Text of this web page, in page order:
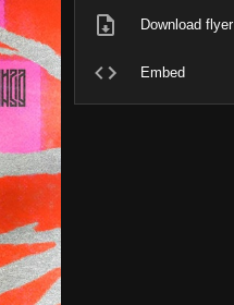
Download flyer
Embed